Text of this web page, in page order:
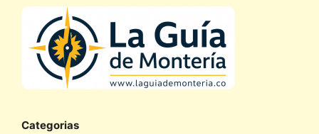
Categorias